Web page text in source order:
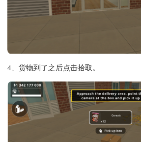
4、货物到了之后点击拾取。